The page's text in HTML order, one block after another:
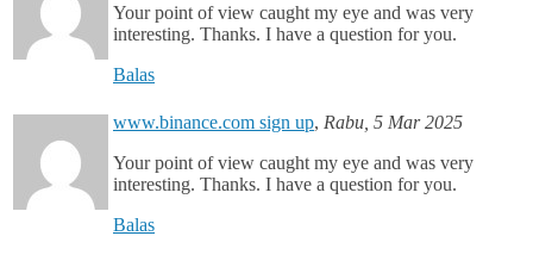
Your point of view caught my eye and was very
interesting. Thanks. I have a question for you.
Balas
www.binance.com sign up, Rabu, 5 Mar 2025
Your point of view caught my eye and was very
interesting. Thanks. I have a question for you.
Balas